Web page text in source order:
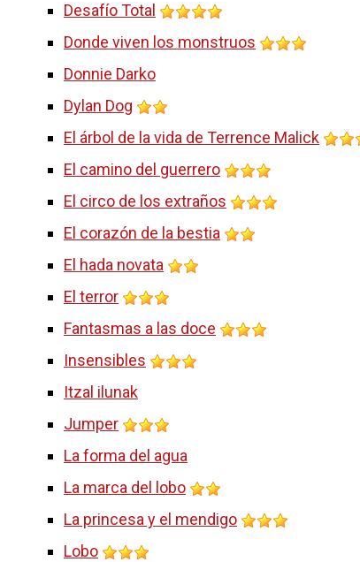
Desafío Total
Donde viven los monstruos
Donnie Darko
Dylan Dog
El árbol de la vida de Terrence Malick
El camino del guerrero
El circo de los extraños
El corazón de la bestia
El hada novata
El terror
Fantasmas a las doce
Insensibles
Itzal ilunak
Jumper
La forma del agua
La marca del lobo
La princesa y el mendigo
Lobo